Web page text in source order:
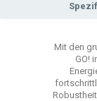
Mit den
GO!